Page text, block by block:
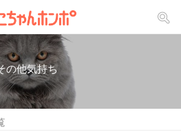
の他気持ち